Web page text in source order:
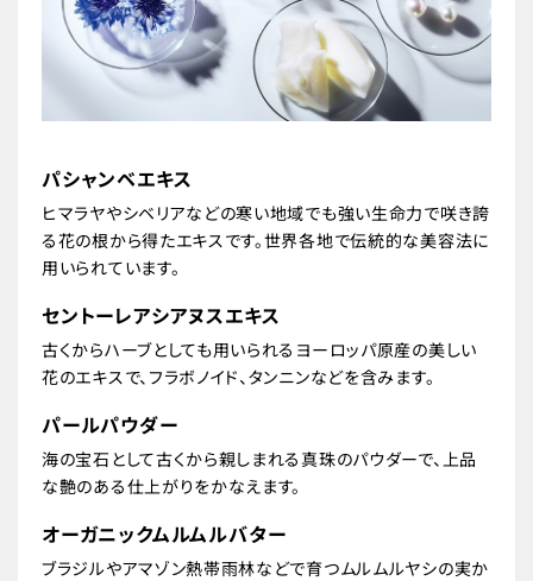
パシャンベエキス
ヒマラヤやシベリアなどの寒い地域でも強い生命力で咲き誇
る花の根から得たエキスです。世界各地で伝統的な美容法に
用いられています。
セントーレアシアヌスエキス
古くからハーブとしても用いられるヨーロッパ原産の美しい
花のエキスで、フラボノイド、タンニンなどを含みます。
パールパウダー
海の宝石として古くから親しまれる真珠のパウダーで、上品
な艶のある仕上がりをかなえます。
オーガニックムルムルバター
ブラジルやアマゾン熱帯雨林などで育つムルムルヤシの実か